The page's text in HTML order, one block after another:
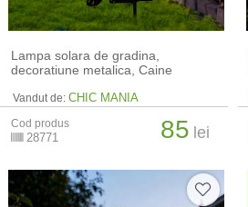
Lampa solara de gradina,
decoratiune metalica, Caine
Vandut de: CHIC MANIA
Cod produs
28771 85 lei